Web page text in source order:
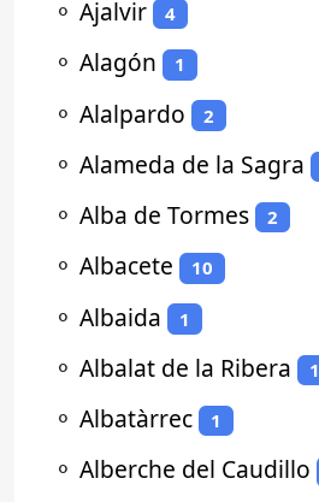
⚬ Ajalvir 4
⚬ Alagón 1
⚬ Alalpardo 2
⚬ Alameda de la Sagra
⚬ Alba de Tormes 2
⚬ Albacete 10
⚬ Albaida 1
⚬ Albalat de la Ribera 1
⚬ Albatàrrec 1
⚬ Alberche del Caudillo